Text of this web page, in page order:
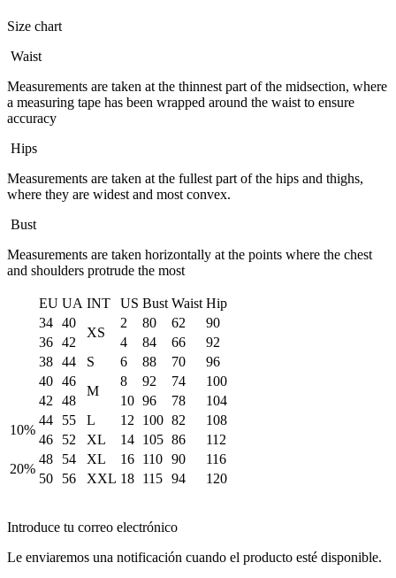
Size chart
Waist
Measurements are taken at the thinnest part of the midsection, where
a measuring tape has been wrapped around the waist to ensure
accuracy
Hips
Measurements are taken at the fullest part of the hips and thighs,
where they are widest and most convex.
Bust
Measurements are taken horizontally at the points where the chest
and shoulders protrude the most
EU UA INT US Bust Waist Hip
34 40
XS
2 80 62
90
36 42 4 84 66
92
38 44 S 6 88 70
96
40 46
M
8 92 74
100
42 48 10 96 78
104
10%
44 55 L 12 100 82
108
46
52 XL 14 105 86
112
20%
48 54 XL 16 110 90
116
50
56 XXL 18 115 94 120
Introduce tu correo electrónico
Le enviaremos una notificación cuando el producto esté disponible.